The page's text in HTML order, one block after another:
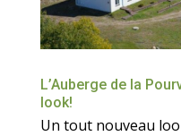
L’Auberge de la
look!
Un tout nouveau